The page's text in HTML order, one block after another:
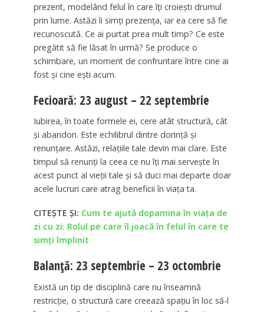
prezent, modelând felul în care îți croiești drumul
prin lume. Astăzi îi simți prezența, iar ea cere să fie
recunoscută. Ce ai purtat prea mult timp? Ce este
pregătit să fie lăsat în urmă? Se produce o
schimbare, un moment de confruntare între cine ai
fost și cine ești acum.
Fecioară: 23 august – 22 septembrie
Iubirea, în toate formele ei, cere atât structură, cât
și abandon. Este echilibrul dintre dorință și
renunțare. Astăzi, relațiile tale devin mai clare. Este
timpul să renunți la ceea ce nu îți mai servește în
acest punct al vieții tale și să duci mai departe doar
acele lucruri care atrag beneficii în viața ta.
CITEȘTE ȘI: Cum te ajută dopamina în viața de
zi cu zi: Rolul pe care îl joacă în felul în care te
simți împlinit
Balanță: 23 septembrie – 23 octombrie
Există un tip de disciplină care nu înseamnă
restricție, o structură care creează spațiu în loc să-l